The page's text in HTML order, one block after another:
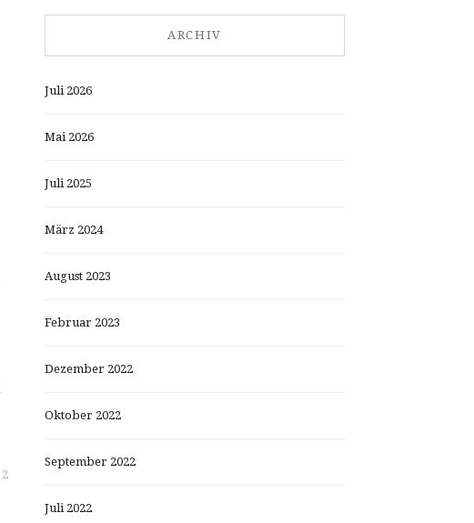
2
ARCHIV
Juli 2026
Mai 2026
Juli 2025
März 2024
August 2023
Februar 2023
Dezember 2022
Oktober 2022
September 2022
Juli 2022